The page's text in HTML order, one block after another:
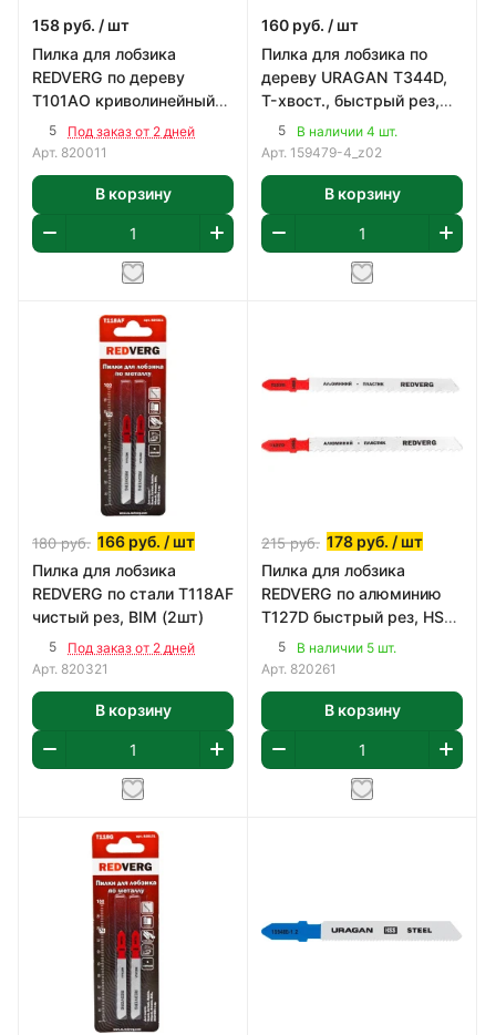
158 руб. / шт
Пилка для лобзика
REDVERG по дереву
T101AO криволинейный
рез, HCS (2шт)
5
Под заказ от 2 дней
Арт. 820011
В корзину
160 руб. / шт
Пилка для лобзика по
дереву URAGAN T344D,
T-хвост., быстрый рез,
HCS (2шт)
5
В наличии 4 шт.
Арт. 159479-4_z02
В корзину
180руб. 166 руб. / шт
Пилка для лобзика
REDVERG по стали T118AF
чистый рез, BIM (2шт)
5
Под заказ от 2 дней
Арт. 820321
В корзину
215руб. 178 руб. / шт
Пилка для лобзика
REDVERG по алюминию
T127D быстрый рез, HSS
(2шт)
5
В наличии 5 шт.
Арт. 820261
В корзину